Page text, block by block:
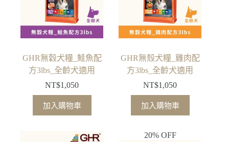
GHR無穀犬糧_鮭魚配
方3lbs_全齡犬適用
NT$1,050
加入購物車
GHR無殼犬糧_雞肉配
方3lbs_全齡犬適用
NT$1,050
加入購物車
20% OFF